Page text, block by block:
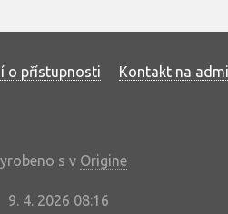
o přístupnosti Kontakt na
s v Origine
9. 4. 2026 08:16